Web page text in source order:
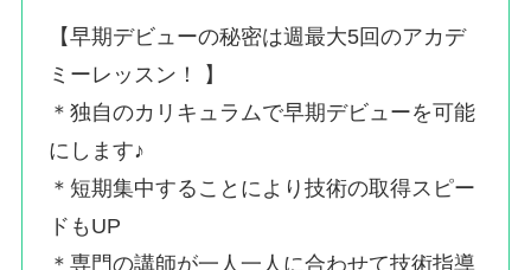
【早期デビューの秘密は週最大5回のアカデ
ミーレッスン！ 】
＊独自のカリキュラムで早期デビューを可能
にします♪
＊短期集中することにより技術の取得スピー
ドもUP
＊専門の講師が一人一人に合わせて技術指導